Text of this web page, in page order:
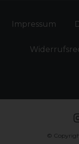
Impressum
©